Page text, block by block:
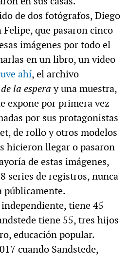
de dos fotógrafos, Diego
que pasaron cinco
imágenes por todo el
en un libro, un video
ahí, el archivo
la esperay una muestra,
expone por primera vez
por sus protagonistas
de rollo y otros modelos
hicieron llegar o pasaron
de estas imágenes,
series de registros, nunca
públicamente.
tiene 45
tiene 55, tres hijos
educación popular.
cuando Sandstede,